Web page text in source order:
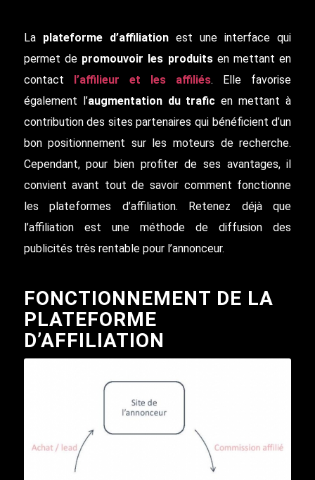
La plateforme d’affiliationest une interface qui
permet de promouvoir les produitsen mettant en
contact
l’affilieur et les affiliés. Elle favorise
également l’augmentation du trafic en mettant à
contribution des sites partenaires qui bénéficient d’un
bon positionnement sur les moteurs de recherche.
Cependant, pour bien profiter de ses avantages, il
convient avant tout de savoir comment fonctionne
les plateformes d’affiliation. Retenez déjà que
l’affiliation est une méthode de diffusion des
publicités très rentable pour l’annonceur.
FONCTIONNEMENT DE LA
PLATEFORME
D’AFFILIATION